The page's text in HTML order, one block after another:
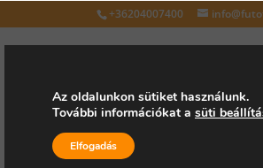
+36204007400
Válasszon oldalt
Az oldalunkon sütiket használunk.
További információkat a süti
Elfogadás